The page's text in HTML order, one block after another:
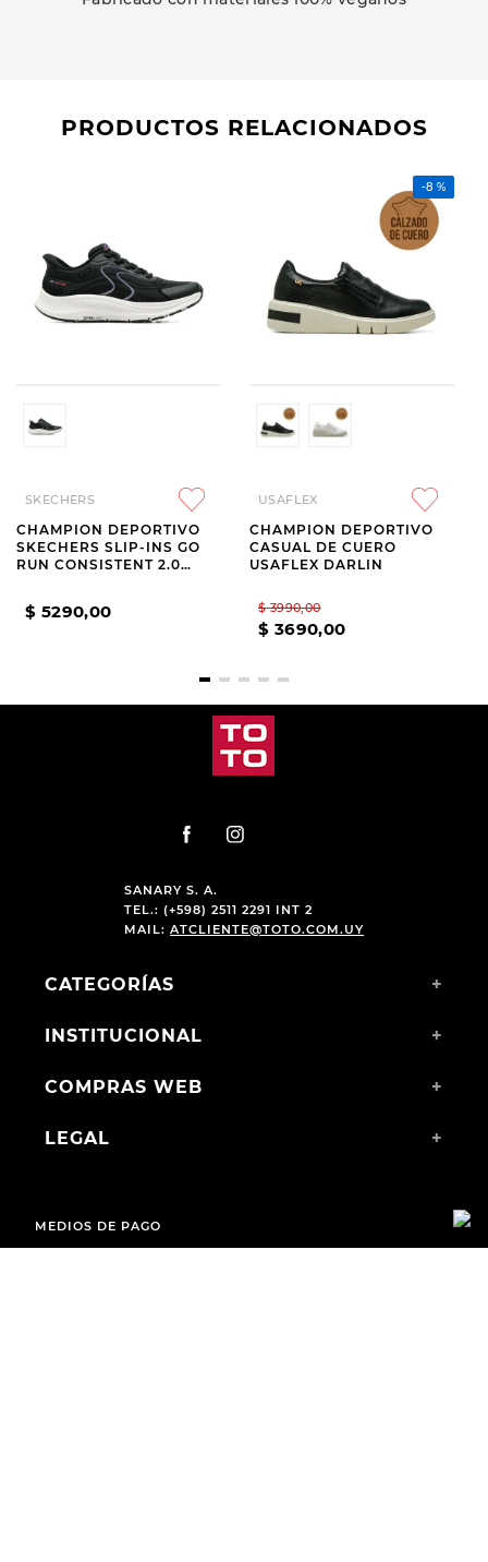
PRODUCTOS RELACIONADOS
SKECHERS
CHAMPION DEPORTIVO
SKECHERS SLIP-INS GO
RUN CONSISTENT 2.0
$ 5290,00
-8 %
USAFLEX
CHAMPION DEPORTIVO
CASUAL DE CUERO
USAFLEX DARLIN
$ 3990,00
$ 3690,00
SANARY S. A.
TEL.: (+598) 2511 2291 INT 2
MAIL: ATCLIENTE@TOTO.COM.UY
CATEGORÍAS +
INSTITUCIONAL +
COMPRAS WEB +
LEGAL +
MEDIOS DE PAGO